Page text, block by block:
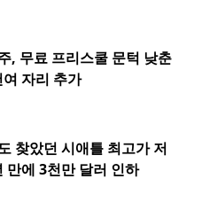
, 무료 프리스쿨 문턱 낮춘
자리 추가
찾았던 시애틀 최고가 저
만에 3천만 달러 인하